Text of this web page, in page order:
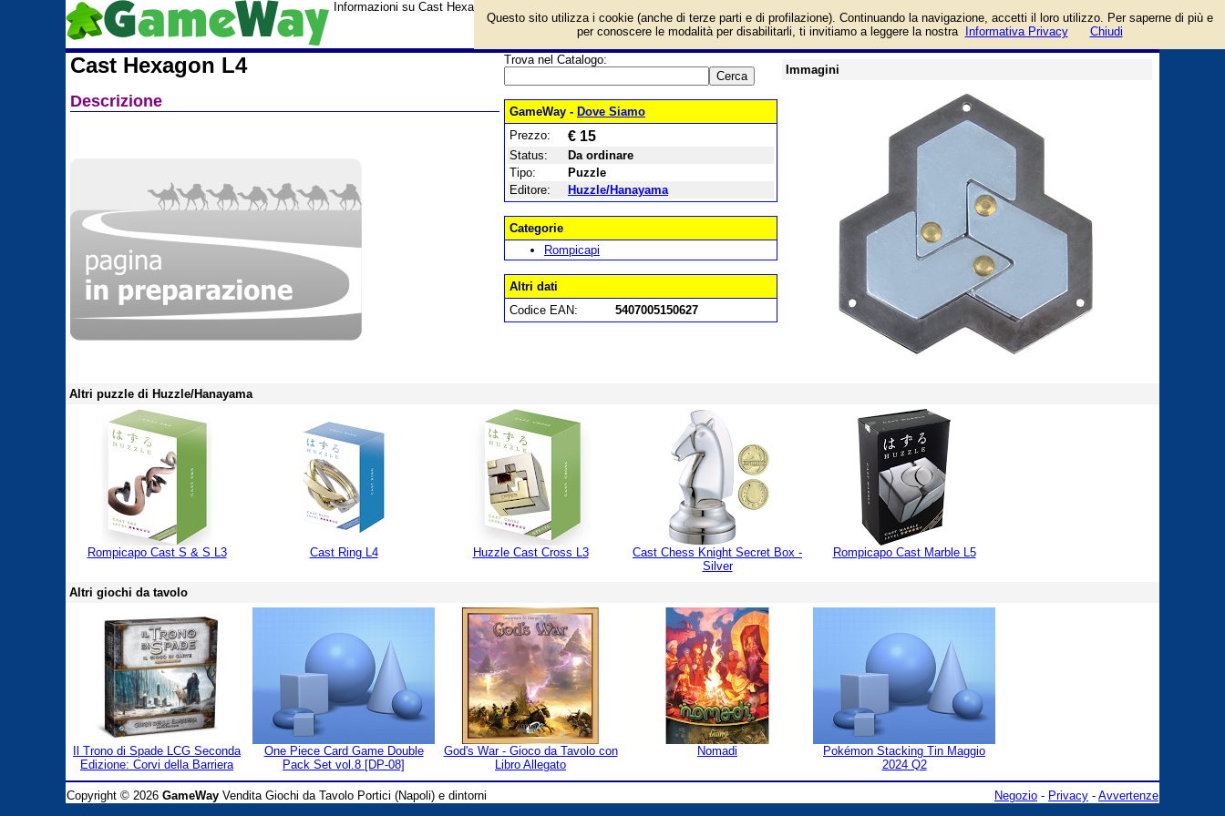
guida
Informazioni su Cast Hexagon L4 e prezzo di vendita. Prodotto da Huzzle/Hanayama
Cast Hexagon L4
Descrizione
Trova nel Catalogo:
GameWay - Dove Siamo
Prezzo:
€ 15
Status:
Da ordinare
Tipo:
Puzzle
Editore:
Huzzle/Hanayama
Categorie
Rompicapi
Altri dati
Codice EAN:
5407005150627
Immagini
Altri puzzle di Huzzle/Hanayama
Rompicapo Cast S & S L3 Cast Ring L4 Huzzle Cast Cross L3
Cast Chess Knight Secret Box -
Silver
Rompicapo Cast Marble L5
Altri giochi da tavolo
Il Trono di Spade LCG Seconda
Edizione: Corvi della Barriera
One Piece Card Game Double
Pack Set vol.8 [DP-08]
God's War - Gioco da Tavolo con
Libro Allegato
Nomadi
Pokémon Stacking Tin Maggio
2024 Q2
Copyright © 2026 GameWay Vendita Giochi da Tavolo Portici (Napoli) e dintorni Negozio - Privacy - Avvertenze
Questo sito utilizza i cookie (anche di terze parti e di profilazione). Continuando la navigazione, accetti il loro utilizzo. Per saperne di più e
per conoscere le modalità per disabilitarli, ti invitiamo a leggere la nostra
Informativa Privacy Chiudi